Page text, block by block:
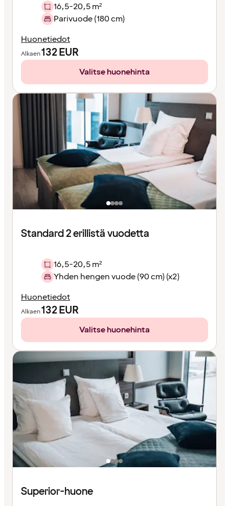
16,5-20,5 m²
Parivuode (180 cm)
Huonetiedot
Alkaen132EUR
Valitse huonehinta
Standard 2 erillistä vuodetta
16,5-20,5 m²
Yhden hengen vuode (90 cm) (x2)
Huonetiedot
Alkaen132EUR
Valitse huonehinta
Superior-huone